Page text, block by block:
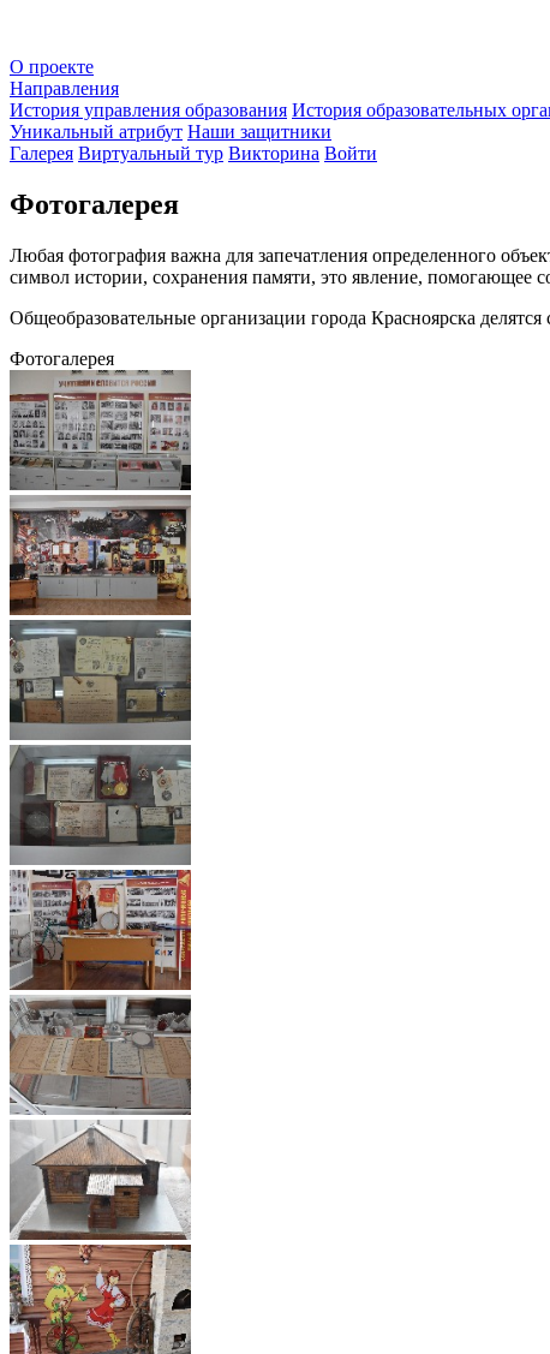
О проекте
Направления
История управления образования История образовательных
Уникальный атрибут Наши защитники
Галерея Виртуальный тур Викторина Войти
Фотогалерея
Любая фотография важна для запечатления определенного
символ истории, сохранения памяти, это явление, помогающее
Общеобразовательные организации города Красноярска
Фотогалерея